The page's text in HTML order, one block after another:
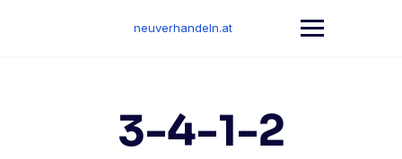
neuverhandeln.at
3-4-1-2